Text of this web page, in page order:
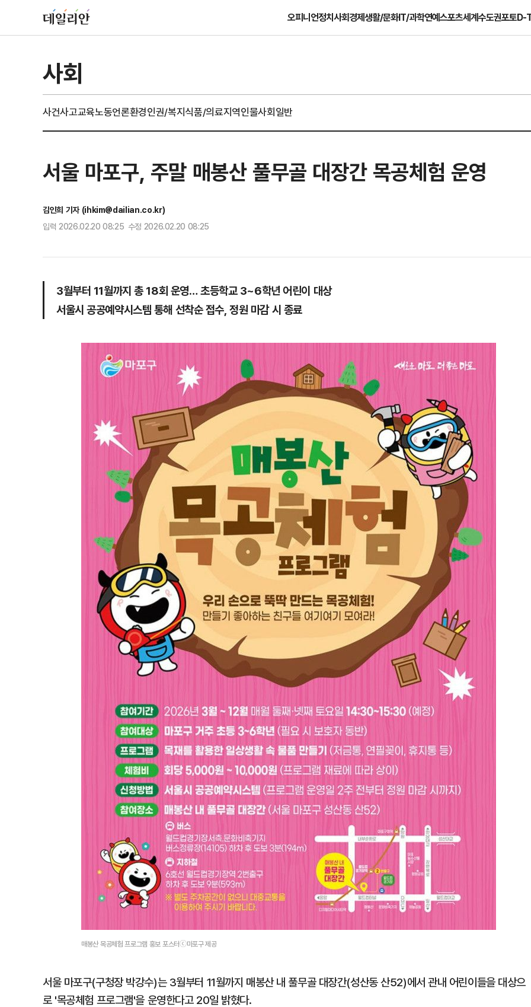
오피니언정치사회경제생활/문화IT/과학연예스포츠세계수도권포토D-
사회
사건사고교육노동언론환경인권/복지식품/의료지역인물사회일반
서울 마포구, 주말 매봉산 풀무골 대장간 목공체험 운영
김인희 기자 (ihkim@dailian.co.kr)
입력 2026.02.20 08:25 수정 2026.02.20 08:25
3월부터 11월까지 총 18회 운영… 초등학교 3~6학년 어린이 대상
서울시 공공예약시스템 통해 선착순 접수, 정원 마감 시 종료
매봉산 목공체험 프로그램 홍보 포스터ⓒ마포구 제공
서울 마포구(구청장 박강수)는 3월부터 11월까지 매봉산 내 풀무골 대장간(성산동 산52)에서 관내 어린이들을 대상으
로 '목공체험 프로그램'을 운영한다고 20일 밝혔다.